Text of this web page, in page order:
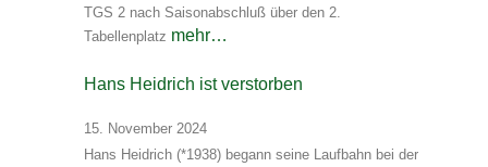
TGS 2 nach Saisonabschluß über den 2.
Tabellenplatz mehr…
Hans Heidrich ist verstorben
15. November 2024
Hans Heidrich (*1938) begann seine Laufbahn bei der